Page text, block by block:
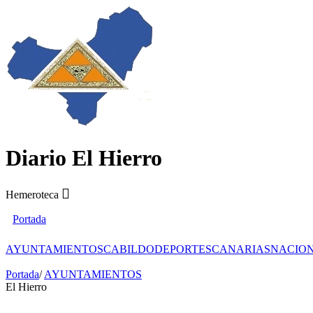
Diario El Hierro
Hemeroteca
Portada
AYUNTAMIENTOSCABILDODEPORTESCANARIAS
Portada/AYUNTAMIENTOS
El Hierro